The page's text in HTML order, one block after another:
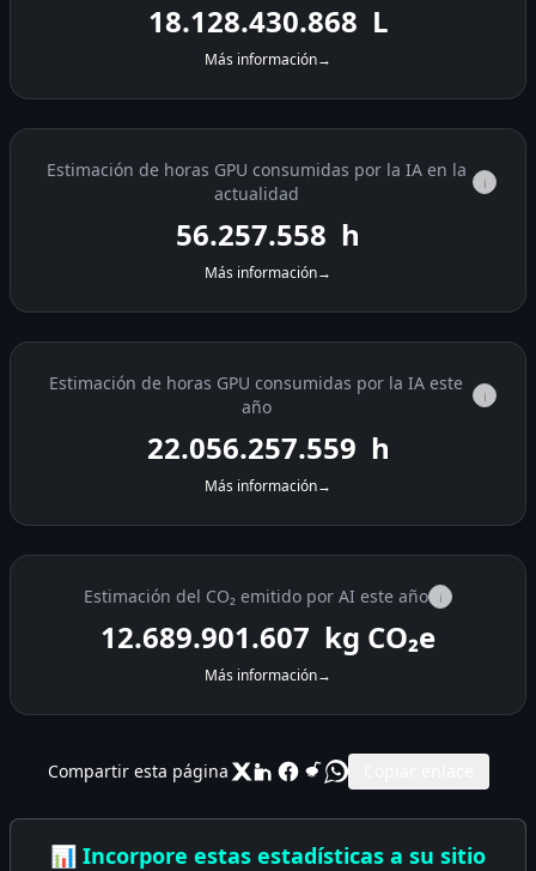
18.128.431.511 L
Más información→
Estimación de horas GPU consumidas por la IA en la
actualidad
i
56.258.339 h
Más información→
Estimación de horas GPU consumidas por la IA este
año
i
22.056.258.340 h
Más información→
Estimación del CO₂ emitido por AI este año i
12.689.902.056 kg CO₂e
Más información→
Compartir esta página
📊 Incorpore estas estadísticas a su sitio